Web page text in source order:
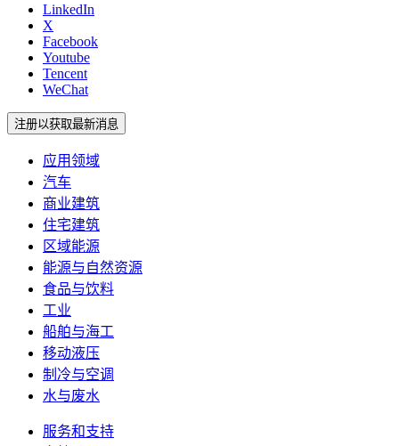
LinkedIn
X
Facebook
Youtube
Tencent
WeChat
注册以获取最新消息
应用领域
汽车
商业建筑
住宅建筑
区域能源
能源与自然资源
食品与饮料
工业
船舶与海工
移动液压
制冷与空调
水与废水
服务和支持